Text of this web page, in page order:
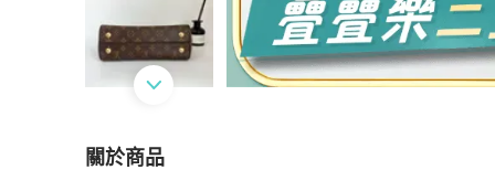
關於商品